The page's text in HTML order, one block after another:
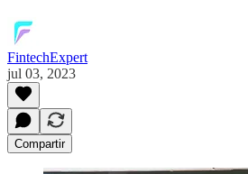
FintechExpert
jul 03, 2023
Compartir